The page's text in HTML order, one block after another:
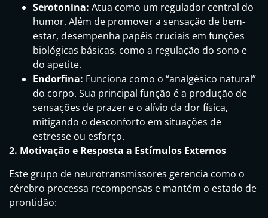
Serotonina: Atua como um regulador central do
humor. Além de promover a sensação de bem-
estar, desempenha papéis cruciais em funções
biológicas básicas, como a regulação do sono e
do apetite.
Endorfina: Funciona como o “analgésico natural”
do corpo. Sua principal função é a produção de
sensações de prazer e o alívio da dor física,
mitigando o desconforto em situações de
estresse ou esforço.
2. Motivação e Resposta a Estímulos Externos
Este grupo de neurotransmissores gerencia como o
cérebro processa recompensas e mantém o estado de
prontidão: